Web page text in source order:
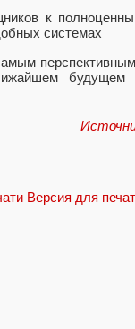
к
системах
будущем
Версия для